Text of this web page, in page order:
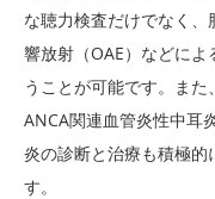
な聴力検査だけでなく
響放射（OAE）などに
うことが可能です。また
ANCA関連血管炎性中耳
炎の診断と治療も積極的
す。